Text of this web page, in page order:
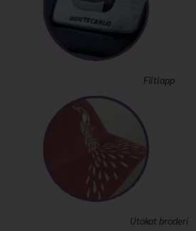
Filtlapp
Utökat broderi